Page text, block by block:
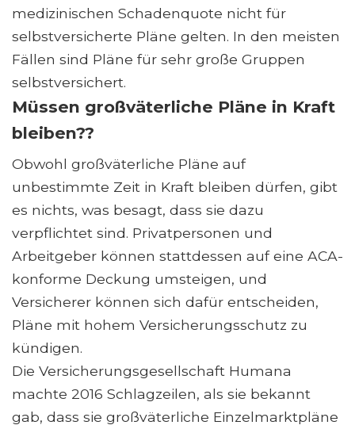
medizinischen Schadenquote nicht für
selbstversicherte Pläne gelten. In den meisten
Fällen sind Pläne für sehr große Gruppen
selbstversichert.
Müssen großväterliche Pläne in Kraft
bleiben??
Obwohl großväterliche Pläne auf
unbestimmte Zeit in Kraft bleiben dürfen, gibt
es nichts, was besagt, dass sie dazu
verpflichtet sind. Privatpersonen und
Arbeitgeber können stattdessen auf eine ACA-
konforme Deckung umsteigen, und
Versicherer können sich dafür entscheiden,
Pläne mit hohem Versicherungsschutz zu
kündigen.
Die Versicherungsgesellschaft Humana
machte 2016 Schlagzeilen, als sie bekannt
gab, dass sie großväterliche Einzelmarktpläne